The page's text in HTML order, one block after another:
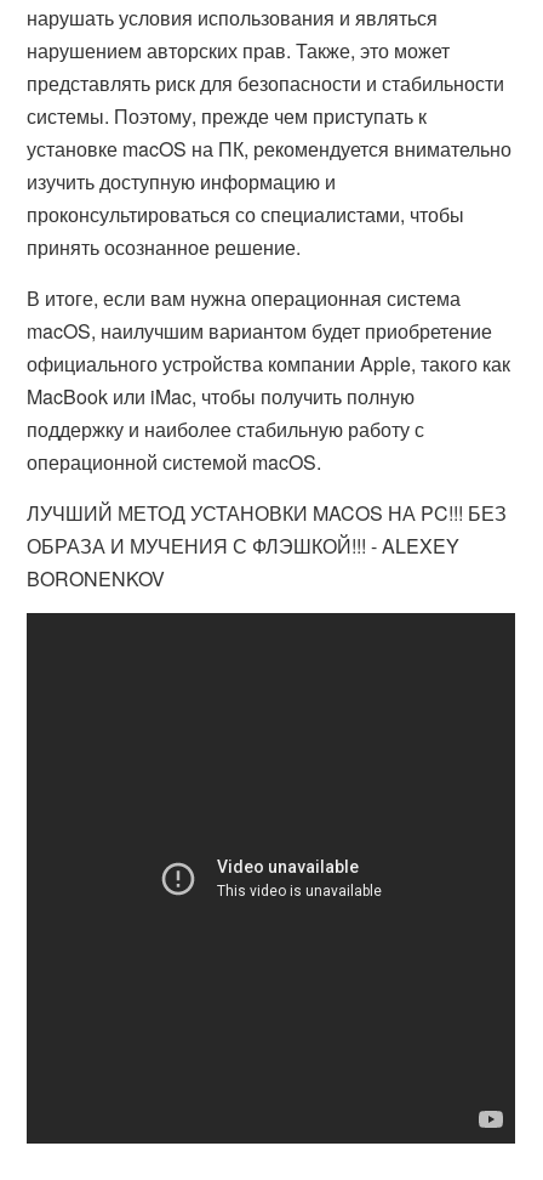
нарушать условия использования и являться
нарушением авторских прав. Также, это может
представлять риск для безопасности и стабильности
системы. Поэтому, прежде чем приступать к
установке macOS на ПК, рекомендуется внимательно
изучить доступную информацию и
проконсультироваться со специалистами, чтобы
принять осознанное решение.
В итоге, если вам нужна операционная система
macOS, наилучшим вариантом будет приобретение
официального устройства компании Apple, такого как
MacBook или iMac, чтобы получить полную
поддержку и наиболее стабильную работу с
операционной системой macOS.
ЛУЧШИЙ МЕТОД УСТАНОВКИ MACOS НА PC!!! БЕЗ
ОБРАЗА И МУЧЕНИЯ С ФЛЭШКОЙ!!! - ALEXEY
BORONENKOV